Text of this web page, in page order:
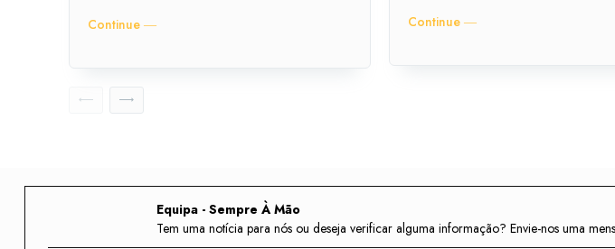
Continue ―
Continue ―
Equipa - Sempre À Mão
Tem uma notícia para nós ou deseja verificar alguma informação? Envie-nos uma